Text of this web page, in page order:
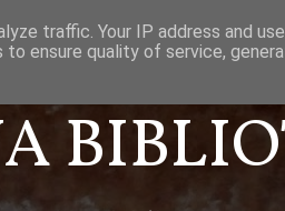
traffic. Your IP address and
ensure quality of service,